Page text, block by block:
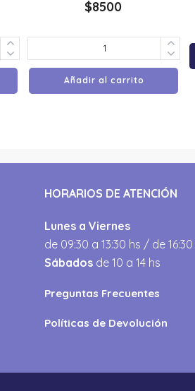
$8500
Añadir al carrito
HORARIOS DE ATENCIÓN
Lunes a Viernes
de 09:30 a 13:30 hs / de
Sábados de 10 a 14 hs
Preguntas Frecuentes
Políticas de Devolución